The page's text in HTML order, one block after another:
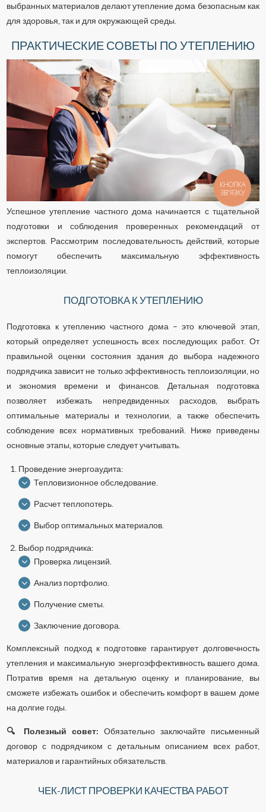
выбранных материалов делают утепление дома безопасным как
для здоровья, так и для окружающей среды.
ПРАКТИЧЕСКИЕ СОВЕТЫ ПО УТЕПЛЕНИЮ
Успешное утепление частного дома начинается с тщательной
подготовки и соблюдения проверенных рекомендаций от
экспертов. Рассмотрим последовательность действий, которые
помогут обеспечить максимальную эффективность
теплоизоляции.
ПОДГОТОВКА К УТЕПЛЕНИЮ
Подготовка к утеплению частного дома – это ключевой этап,
который определяет успешность всех последующих работ. От
правильной оценки состояния здания до выбора надежного
подрядчика зависит не только эффективность теплоизоляции, но
и экономия времени и финансов. Детальная подготовка
позволяет избежать непредвиденных расходов, выбрать
оптимальные материалы и технологии, а также обеспечить
соблюдение всех нормативных требований. Ниже приведены
основные этапы, которые следует учитывать.
Проведение энергоаудита:
Тепловизионное обследование.
Расчет теплопотерь.
Выбор оптимальных материалов.
Выбор подрядчика:
Проверка лицензий.
Анализ портфолио.
Получение сметы.
Заключение договора.
Комплексный подход к подготовке гарантирует долговечность
утепления и максимальную энергоэффективность вашего дома.
Потратив время на детальную оценку и планирование, вы
сможете избежать ошибок и обеспечить комфорт в вашем доме
на долгие годы.
🔍 Полезный совет: Обязательно заключайте письменный
договор с подрядчиком с детальным описанием всех работ,
материалов и гарантийных обязательств.
ЧЕК-ЛИСТ ПРОВЕРКИ КАЧЕСТВА РАБОТ
КНОПКА
ЗВ'ЯЗКУ